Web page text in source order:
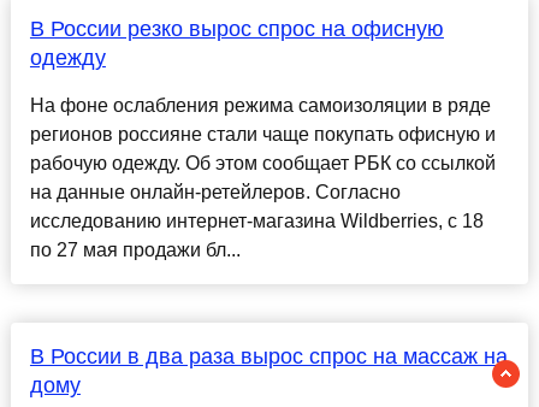
В России резко вырос спрос на офисную
одежду
На фоне ослабления режима самоизоляции в ряде
регионов россияне стали чаще покупать офисную и
рабочую одежду. Об этом сообщает РБК со ссылкой
на данные онлайн-ретейлеров. Согласно
исследованию интернет-магазина Wildberries, с 18
по 27 мая продажи бл...
В России в два раза вырос спрос на массаж на
дому